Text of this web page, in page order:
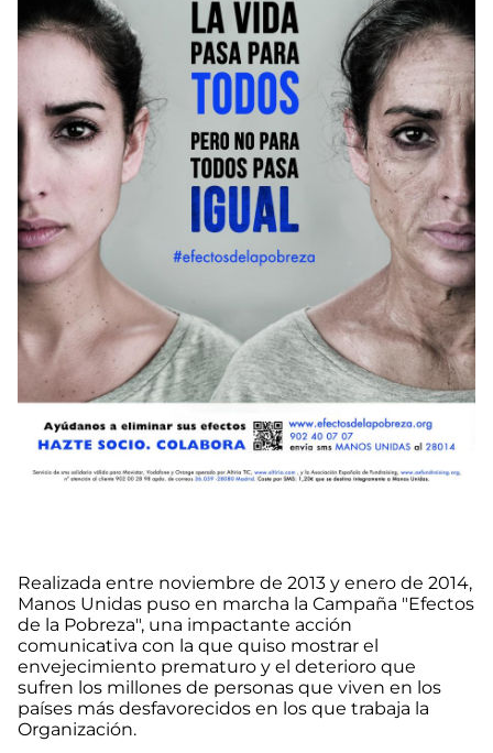
Realizada entre noviembre de 2013 y enero de 2014,
Manos Unidas puso en marcha la Campaña "Efectos
de la Pobreza", una impactante acción
comunicativa con la que quiso mostrar el
envejecimiento prematuro y el deterioro que
sufren los millones de personas que viven en los
países más desfavorecidos en los que trabaja la
Organización.